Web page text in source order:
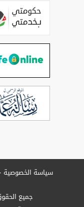
سياسة الخصوصية
جميع الحقوق